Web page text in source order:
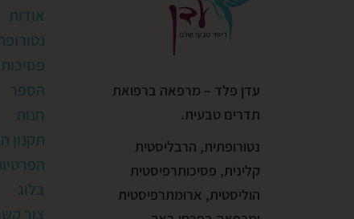
עדן פלד – מרפאה ברפואת
תדרים טבעית.
נטורופתית, הרבליסטית
קלינית, פסיכותרפיסטית
הוליסטית, ארומתרפיסטית
אודות
הספר
חנות
תקנון
בלוג
צור